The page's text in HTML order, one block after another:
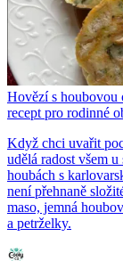
Hovězí s houbovou
recept pro rodinné
Když chci uvařit
udělá radost všem
houbách s
není přehnaně
maso, jemná
a petrželky.